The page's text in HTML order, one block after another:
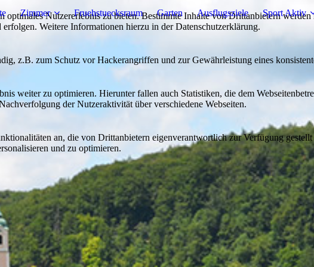
Zimmer Fruehstuecksraum Garten Ausflugsziele Sport Aktiv
optimales Nutzererlebnis zu bieten. Bestimmte Inhalte von Drittanbietern
Weitere Informationen hierzu in der Datenschutzerklärung.
z.B. zum Schutz vor Hackerangriffen und zur Gewährleistung eines
weiter zu optimieren. Hierunter fallen auch Statistiken, die dem
der Nutzeraktivität über verschiedene Webseiten.
an, die von Drittanbietern eigenverantwortlich zur Verfügung
und zu optimieren.